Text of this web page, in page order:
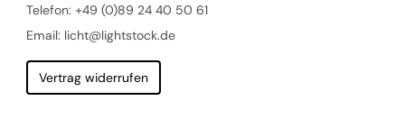
Telefon: +49 (0)89 24 40 50 61
Email: licht@lightstock.de
Vertrag widerrufen